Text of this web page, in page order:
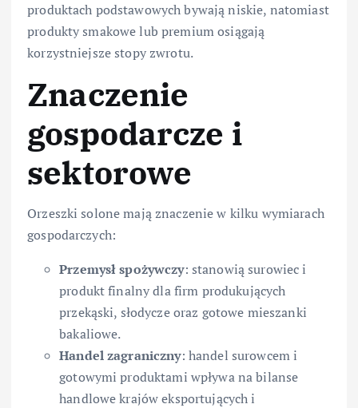
produktach podstawowych bywają niskie, natomiast
produkty smakowe lub premium osiągają
korzystniejsze stopy zwrotu.
Znaczenie
gospodarcze i
sektorowe
Orzeszki solone mają znaczenie w kilku wymiarach
gospodarczych:
Przemysł spożywczy: stanowią surowiec i
produkt finalny dla firm produkujących
przekąski, słodycze oraz gotowe mieszanki
bakaliowe.
Handel zagraniczny: handel surowcem i
gotowymi produktami wpływa na bilanse
handlowe krajów eksportujących i